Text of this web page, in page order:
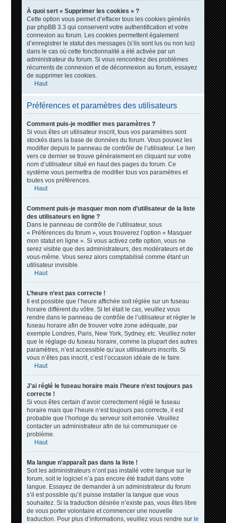
À quoi sert « Supprimer les cookies » ?
Cette option vous permet d’effacer tous les cookies générés
par phpBB 3.3 qui conservent votre authentification et votre
connexion au forum. Les cookies permettent également
d’enregistrer le statut des messages (s’ils sont lus ou non lus)
dans le cas où cette fonctionnalité a été activée par un
administrateur du forum. Si vous rencontrez des problèmes
récurrents de connexion et de déconnexion au forum, essayez
de supprimer les cookies.
Haut
Préférences et paramètres des utilisateurs
Comment puis-je modifier mes paramètres ?
Si vous êtes un utilisateur inscrit, tous vos paramètres sont
stockés dans la base de données du forum. Vous pouvez les
modifier depuis le panneau de contrôle de l’utilisateur. Le lien
vers ce dernier se trouve généralement en cliquant sur votre
nom d’utilisateur situé en haut des pages du forum. Ce
système vous permettra de modifier tous vos paramètres et
toutes vos préférences.
Haut
Comment puis-je masquer mon nom d’utilisateur de la liste
des utilisateurs en ligne ?
Dans le panneau de contrôle de l’utilisateur, sous
« Préférences du forum », vous trouverez l’option « Masquer
mon statut en ligne ». Si vous activez cette option, vous ne
serez visible que des administrateurs, des modérateurs et de
vous-même. Vous serez alors comptabilisé comme étant un
utilisateur invisible.
Haut
L’heure n’est pas correcte !
Il est possible que l’heure affichée soit réglée sur un fuseau
horaire différent du vôtre. Si tel était le cas, veuillez vous
rendre dans le panneau de contrôle de l’utilisateur et régler le
fuseau horaire afin de trouver votre zone adéquate, par
exemple Londres, Paris, New York, Sydney, etc. Veuillez noter
que le réglage du fuseau horaire, comme la plupart des autres
paramètres, n’est accessible qu’aux utilisateurs inscrits. Si
vous n’êtes pas inscrit, c’est l’occasion idéale de le faire.
Haut
J’ai réglé le fuseau horaire mais l’heure n’est toujours pas
correcte !
Si vous êtes certain d’avoir correctement réglé le fuseau
horaire mais que l’heure n’est toujours pas correcte, il est
probable que l’horloge du serveur soit erronée. Veuillez
contacter un administrateur afin de lui communiquer ce
problème.
Haut
Ma langue n’apparaît pas dans la liste !
Soit les administrateurs n’ont pas installé votre langue sur le
forum, soit le logiciel n’a pas encore été traduit dans votre
langue. Essayez de demander à un administrateur du forum
s’il est possible qu’il puisse installer la langue que vous
souhaitez. Si la traduction désirée n’existe pas, vous êtes libre
de vous porter volontaire et commencer une nouvelle
traduction. Pour plus d’informations, veuillez vous rendre sur le